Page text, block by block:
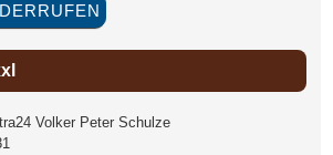
Volker Peter Schulze